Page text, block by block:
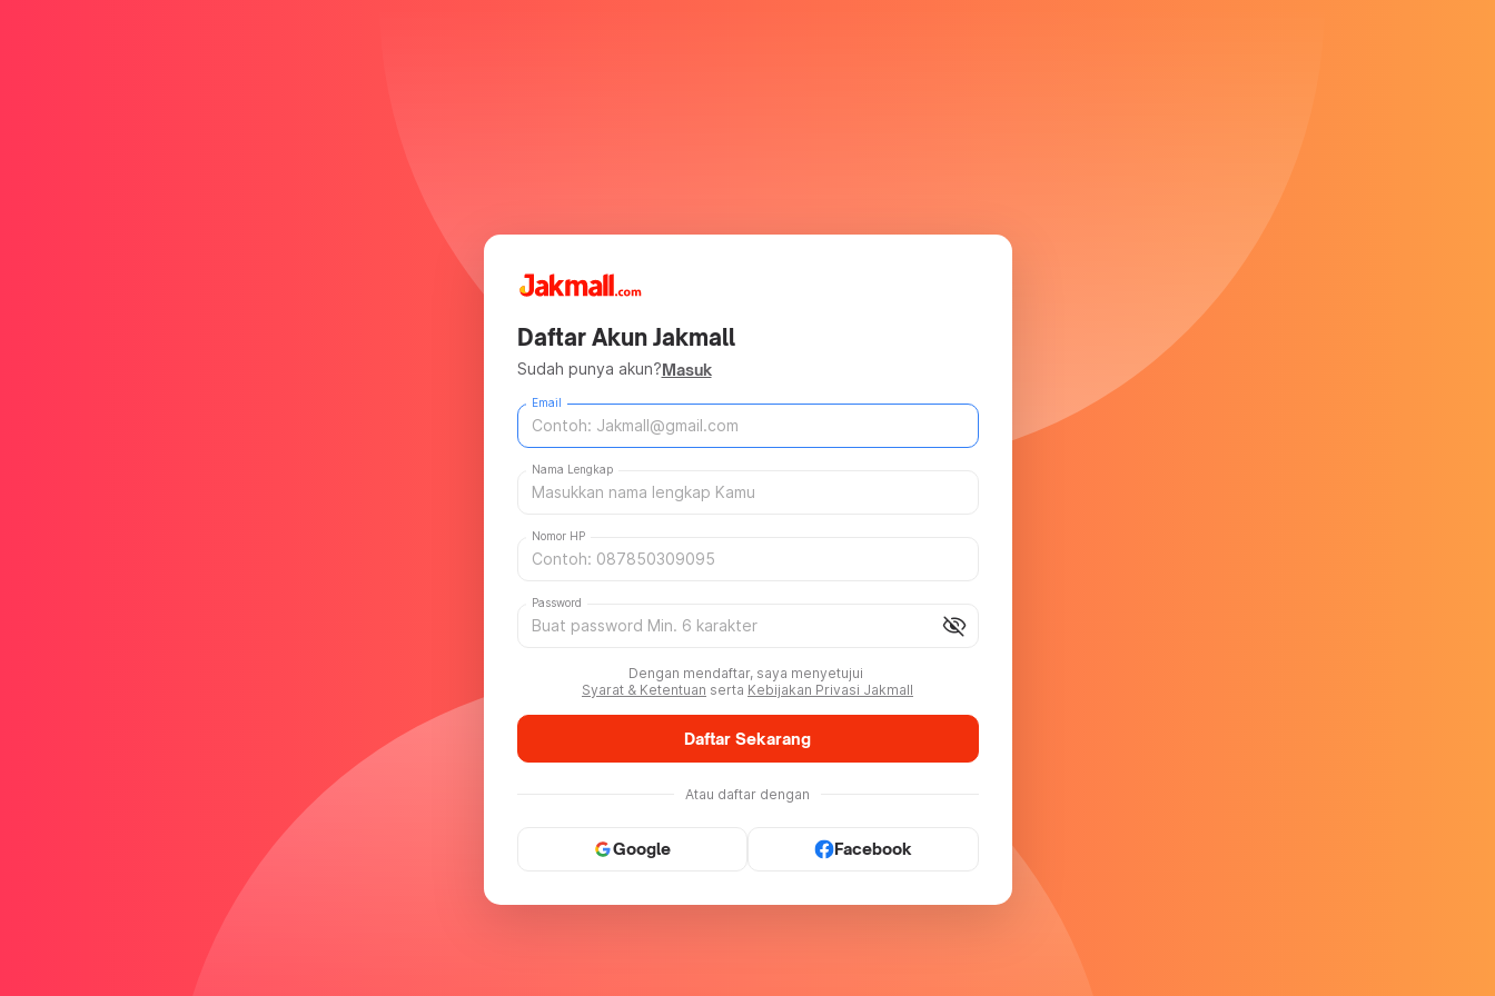
Daftar Akun Jakmall
Sudah punya akun?Masuk
Email
Nama Lengkap
Nomor HP
visibility_off
Password
Dengan mendaftar, saya menyetujui
Syarat & Ketentuan serta Kebijakan Privasi Jakmall
Daftar Sekarang
Atau daftar dengan
Google Facebook